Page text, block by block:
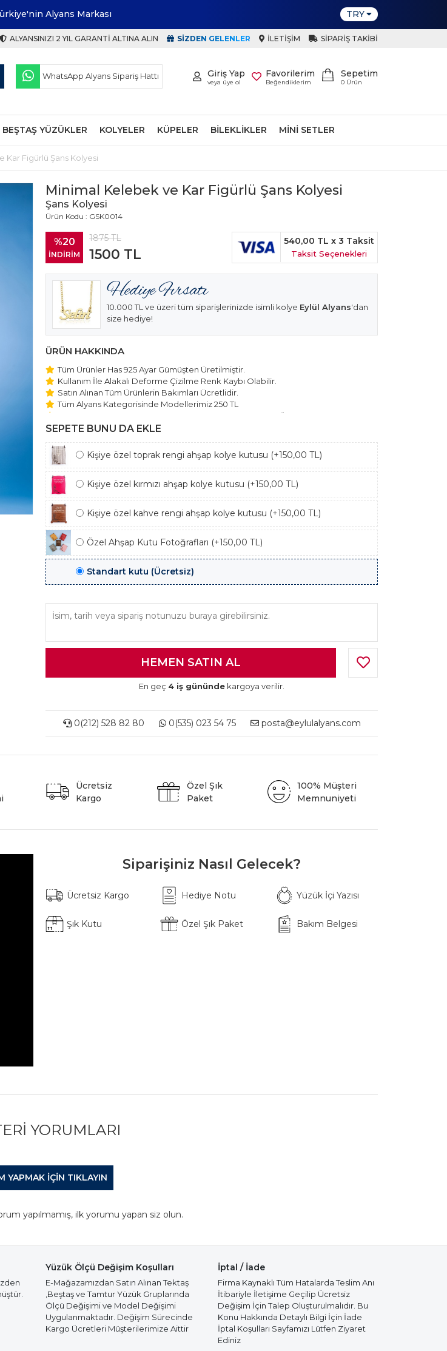
Alyans Markası TRY
ALYANSINIZI 2 YIL GARANTI ALTINA ALIN SIZDEN GELENLER İLETIŞIM SIPARIŞ TAKIBI
Sepetim
0 Ürün
Favorilerim
Beğendiklerim
Giriş Yap
veya üye ol
WhatsApp Alyans Sipariş Hattı
BEŞTAŞ YÜZÜKLER KOLYELER KÜPELER BILEKLIKLER MINI SETLER
Kar Figürlü Şans Kolyesi
Minimal Kelebek ve Kar Figürlü Şans Kolyesi
Şans Kolyesi
Ürün Kodu : GSK0014
%20
İNDİRİM
1875TL
1500 TL
540,00 TL x 3 Taksit
Taksit Seçenekleri
10.000 TL ve üzeri tüm siparişlerinizde isimli kolye Eylül Alyans'dan
size hediye!
ÜRÜN HAKKINDA
Tüm Ürünler Has 925 Ayar Gümüşten Üretilmiştir.
Kullanım İle Alakalı Deforme Çizilme Renk Kaybı Olabilir.
Satın Alınan Tüm Ürünlerin Bakımları Ücretlidir.
Tüm Alyans Kategorisinde Modellerimiz 250 TL
Beştaş Tektaş Kolye ve Bileklik Modellerimiz 150 TL Sabit Ücret ile Hareket
Edilmektedir.
SEPETE BUNU DA EKLE
Kişiye özel toprak rengi ahşap kolye kutusu (+150,00 TL)
Kişiye özel kırmızı ahşap kolye kutusu (+150,00 TL)
Kişiye özel kahve rengi ahşap kolye kutusu (+150,00 TL)
Özel Ahşap Kutu Fotoğrafları (+150,00 TL)
Standart kutu (Ücretsiz)
En geç 4 iş gününde kargoya verilir.
0(212) 528 82 80 0(535) 023 54 75 posta@eylulalyans.com
Ücretsiz
Kargo
Özel Şık
Paket
100% Müşteri
Memnuniyeti
Siparişiniz Nasıl Gelecek?
Ücretsiz Kargo Hediye Notu Yüzük İçi Yazısı
Şık Kutu Özel Şık Paket Bakım Belgesi
YORUMLARI
YAPMAK IÇIN TIKLAYIN
yapılmamış, ilk yorumu yapan siz olun.
Yüzük Ölçü Değişim Koşulları
E-Mağazamızdan Satın Alınan Tektaş
,Beştaş ve Tamtur Yüzük Gruplarında
Ölçü Değişimi ve Model Değişimi
Uygulanmaktadır. Değişim Sürecinde
Kargo Ücretleri Müşterilerimize Aittir
İptal / İade
Firma Kaynaklı Tüm Hatalarda Teslim Anı
İtibariyle İletişime Geçilip Ücretsiz
Değişim İçin Talep Oluşturulmalıdır. Bu
Konu Hakkında Detaylı Bilgi İçin İade
İptal Koşulları Sayfamızı Lütfen Ziyaret
Ediniz